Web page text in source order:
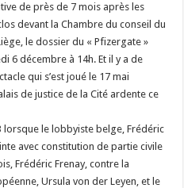
de près de 7 mois après les
devant la Chambre du conseil du
le dossier du « Pfizergate »
6 décembre à 14h. Et il y a de
qui s’est joué le 17 mai
de justice de la Cité ardente ce
lorsque le lobbyiste belge, Frédéric
avec constitution de partie civile
Frédéric Frenay, contre la
Ursula von der Leyen, et le